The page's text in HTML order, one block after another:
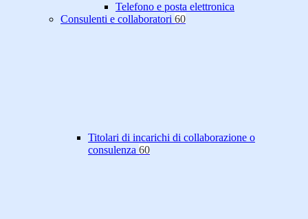
Telefono e posta elettronica
Consulenti e collaboratori 60
Titolari di incarichi di collaborazione o
consulenza 60